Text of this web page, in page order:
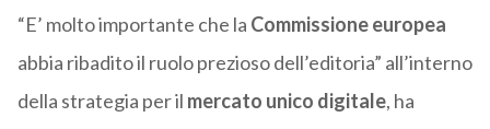
“E’ molto importante che la Commissione europea
abbia ribadito il ruolo prezioso dell’editoria” all’interno
della strategia per il mercato unico digitale, ha